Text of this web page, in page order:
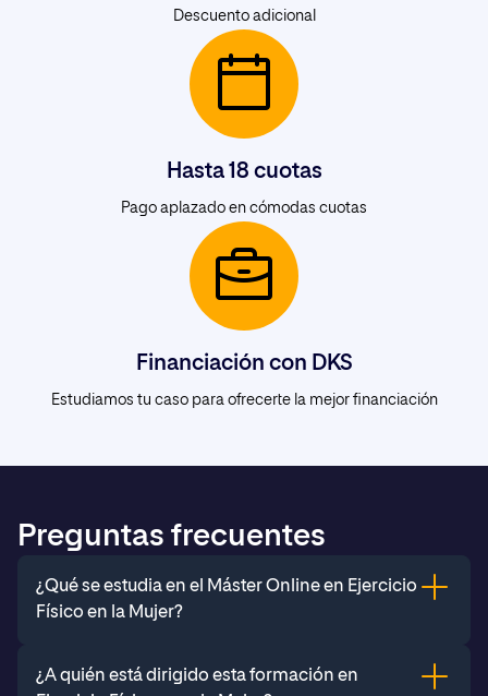
Descuento adicional
Hasta 18 cuotas
Pago aplazado en cómodas cuotas
Financiación con DKS
Estudiamos tu caso para ofrecerte la mejor financiación
Preguntas frecuentes
¿Qué se estudia en el Máster Online en Ejercicio
Físico en la Mujer?
El máster tiene como objetivo dotar a los
¿A quién está dirigido esta formación en